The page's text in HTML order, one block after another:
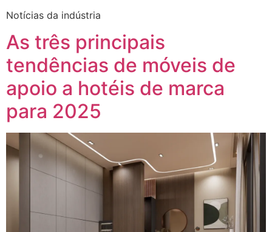
Notícias da indústria
As três principais
tendências de móveis de
apoio a hotéis de marca
para 2025